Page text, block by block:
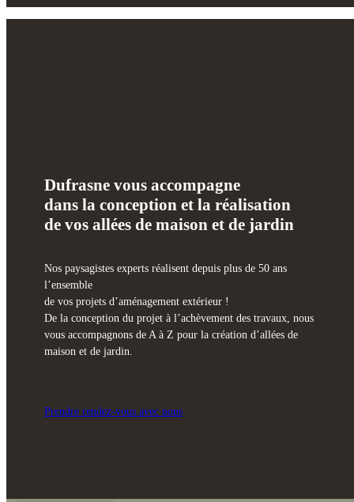
Dufrasne vous accompagne
dans la conception et la réalisation
de vos allées de maison et de jardin
Nos paysagistes experts réalisent depuis plus de 50 ans
l’ensemble
de vos projets d’aménagement extérieur !
De la conception du projet à l’achèvement des travaux, nous
vous accompagnons de A à Z pour la création d’allées de
maison et de jardin.
Prendre rendez-vous avec nous